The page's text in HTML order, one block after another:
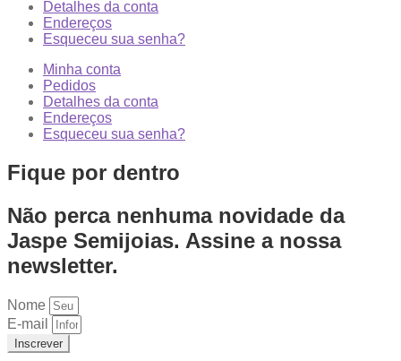
Detalhes da conta
Endereços
Esqueceu sua senha?
Minha conta
Pedidos
Detalhes da conta
Endereços
Esqueceu sua senha?
Fique por dentro
Não perca nenhuma novidade da
Jaspe Semijoias. Assine a nossa
newsletter.
Nome
E-mail
Inscrever